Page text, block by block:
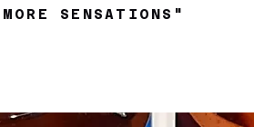
SENSATIONS"